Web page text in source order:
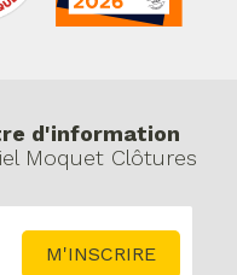
d'information
Moquet Clôtures